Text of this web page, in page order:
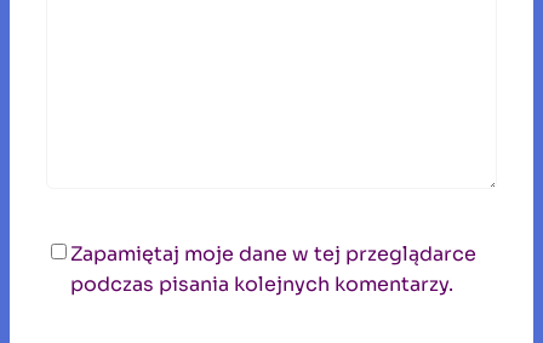
Zapamiętaj moje dane w tej przeglądarce
podczas pisania kolejnych komentarzy.